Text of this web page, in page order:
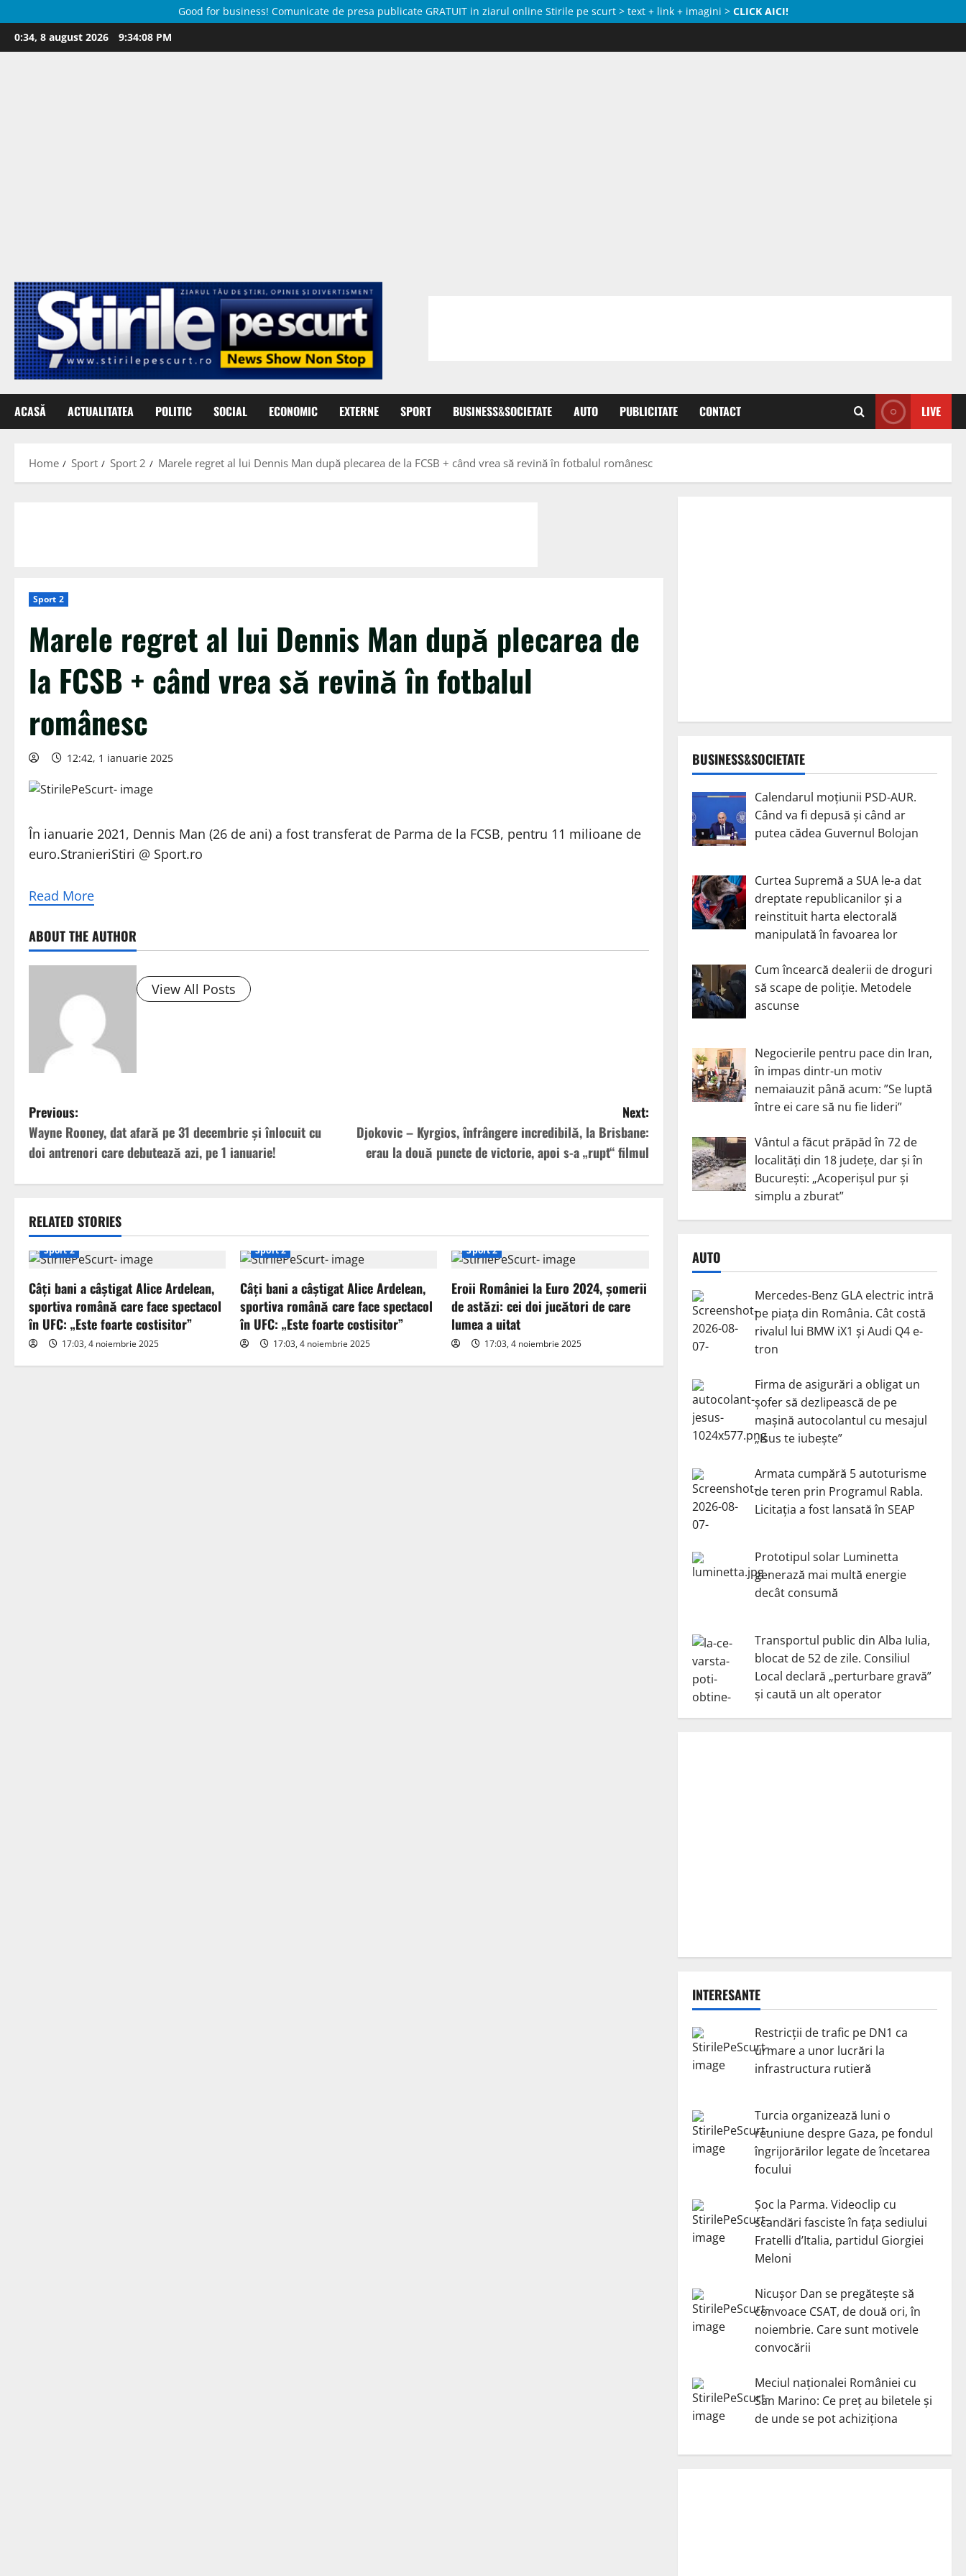
Good for business! Comunicate de presa publicate GRATUIT in ziarul online Stirile pe scurt > text + link + imagini > CLICK AICI!
Skip
to
0:34, 8 august 2026 9:34:09 PM
ACASĂ ACTUALITATEA POLITIC SOCIAL ECONOMIC EXTERNE SPORT BUSINESS&SOCIETATE AUTO PUBLICITATE CONTACT LIVE
Home Sport Sport 2 Marele regret al lui Dennis Man după plecarea de la FCSB + când vrea să revină în fotbalul românesc
Sport 2
Marele regret al lui Dennis Man după plecarea de
la FCSB + când vrea să revină în fotbalul
românesc
12:42, 1 ianuarie 2025
În ianuarie 2021, Dennis Man (26 de ani) a fost transferat de Parma de la FCSB, pentru 11 milioane de
euro.StranieriStiri @ Sport.ro
Read More
ABOUT THE AUTHOR
View All Posts
P
o
s
n
a
v
i
g
Previous:
Wayne Rooney, dat afară pe 31 decembrie și înlocuit cu
doi antrenori care debutează azi, pe 1 ianuarie!
Next:
Djokovic – Kyrgios, înfrângere incredibilă, la Brisbane:
erau la două puncte de victorie, apoi s-a „rupt“ filmul
RELATED STORIES
Sport 2
Câți bani a câștigat Alice Ardelean,
sportiva română care face spectacol
în UFC: „Este foarte costisitor”
17:03, 4 noiembrie 2025
Sport 2
Câți bani a câștigat Alice Ardelean,
sportiva română care face spectacol
în UFC: „Este foarte costisitor”
17:03, 4 noiembrie 2025
Sport 2
Eroii României la Euro 2024, șomerii
de astăzi: cei doi jucători de care
lumea a uitat
17:03, 4 noiembrie 2025
BUSINESS&SOCIETATE
Calendarul moțiunii PSD-AUR.
Când va fi depusă și când ar
putea cădea Guvernul Bolojan
Curtea Supremă a SUA le-a dat
dreptate republicanilor și a
reinstituit harta electorală
manipulată în favoarea lor
Cum încearcă dealerii de droguri
să scape de poliție. Metodele
ascunse
Negocierile pentru pace din Iran,
în impas dintr-un motiv
nemaiauzit până acum: ”Se luptă
între ei care să nu fie lideri”
Vântul a făcut prăpăd în 72 de
localități din 18 județe, dar și în
București: „Acoperișul pur și
simplu a zburat”
AUTO
Mercedes-Benz GLA electric intră
pe piața din România. Cât costă
rivalul lui BMW iX1 și Audi Q4 e-
tron
Firma de asigurări a obligat un
șofer să dezlipească de pe
mașină autocolantul cu mesajul
„Isus te iubește”
Armata cumpără 5 autoturisme
de teren prin Programul Rabla.
Licitația a fost lansată în SEAP
Prototipul solar Luminetta
generază mai multă energie
decât consumă
Transportul public din Alba Iulia,
blocat de 52 de zile. Consiliul
Local declară „perturbare gravă”
și caută un alt operator
INTERESANTE
Restricții de trafic pe DN1 ca
urmare a unor lucrări la
infrastructura rutieră
Turcia organizează luni o
reuniune despre Gaza, pe fondul
îngrijorărilor legate de încetarea
focului
Șoc la Parma. Videoclip cu
scandări fasciste în fața sediului
Fratelli d’Italia, partidul Giorgiei
Meloni
Nicuşor Dan se pregăteşte să
convoace CSAT, de două ori, în
noiembrie. Care sunt motivele
convocării
Meciul naționalei României cu
San Marino: Ce preț au biletele și
de unde se pot achiziționa